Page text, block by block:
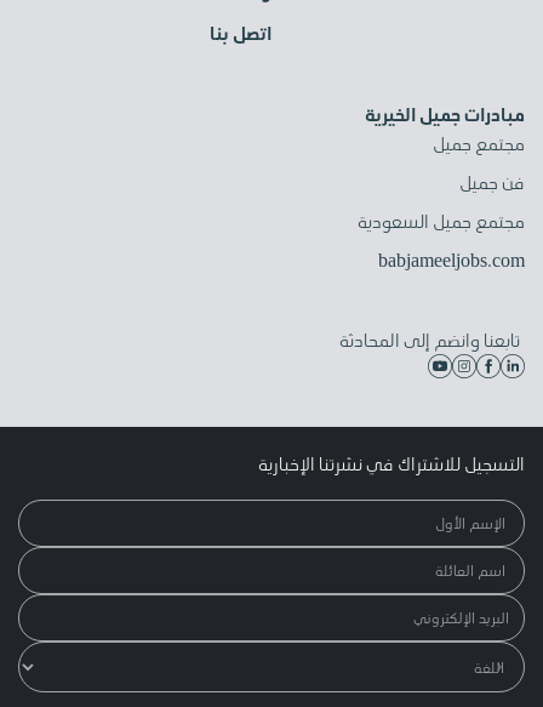
اتصل بنا
مبادرات جميل الخيرية
مجتمع جميل
فن جميل
مجتمع جميل السعودية
babjameeljobs.com
تابعنا وانضم إلى المحادثة
التسجيل للاشتراك في نشرتنا الإخبارية